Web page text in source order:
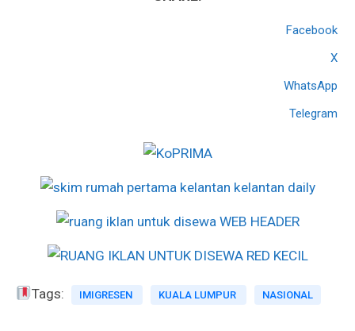
Facebook
X
WhatsApp
Telegram
Tags: IMIGRESEN KUALA LUMPUR NASIONAL